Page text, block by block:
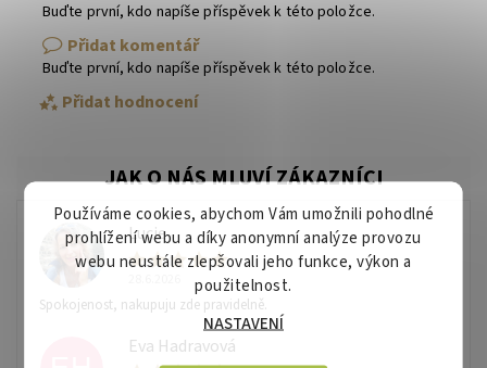
Buďte první, kdo napíše příspěvek k této položce.
Přidat komentář
Buďte první, kdo napíše příspěvek k této položce.
Přidat hodnocení
L
Lucie
Spokojenost, nakupuju zde pravidelně.
Eva Hadravová
Používáme cookies, abychom Vám umožnili pohodlné
prohlížení webu a díky anonymní analýze provozu
webu neustále zlepšovali jeho funkce, výkon a
použitelnost.
NASTAVENÍ